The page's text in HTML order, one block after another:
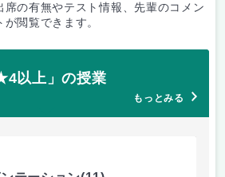
席の有無やテスト情報、先輩のコメン
が閲覧できます。
以上」の授業
もっとみる